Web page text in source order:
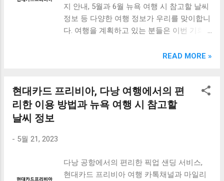
러가기 추천상품 Best 유니콘 멀티페어링 스마트폰 태블릿
거치형 저소음 블루투스 키보드, BK-500SB, 일반형, 블랙 유
니콘 멀티페어링 스마트폰 태...
지 안내, 5월과 6월 뉴욕 여행 시 참고할 날씨
정보 등 다양한 여행 정보가 우리를 맞이합니
다. 여행을 계획하고 있는 분들은 이번 기회
업 샌딩 서비스는 여행을 더욱 편리하게 만들
를 통해 여행을 더욱 효율적으로 계획할 수
있습니다. 뉴욕 여행 시 참고할 날씨 정보도
[ Table of Contents ] 다낭 공항에서의 편리
한 픽업 샌딩 서비스 현대카드 프리비아 여행
READ MORE »
현대카드 프리비아, 다낭 여행에서의 편
리한 이용 방법과 뉴욕 여행 시 참고할
날씨 정보
- 5월 21, 2023
다낭 공항에서의 편리한 픽업 샌딩 서비스,
현대카드 프리비아 여행 카톡채널과 마일리